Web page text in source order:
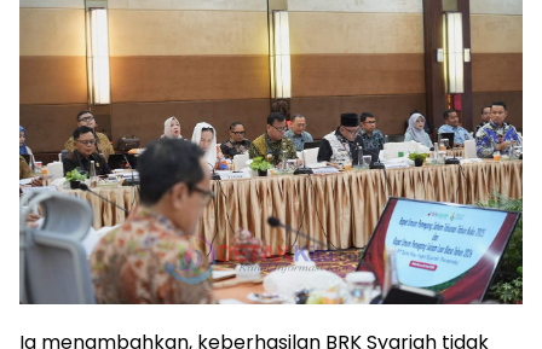
Ia menambahkan, keberhasilan BRK Syariah tidak